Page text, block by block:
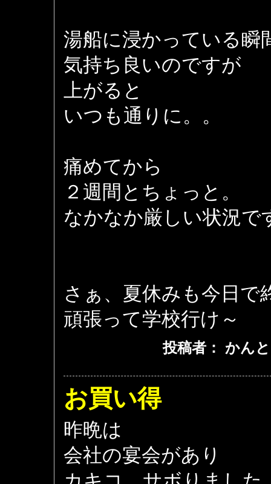
湯船に浸かっている瞬
気持ち良いのですが
上がると
いつも通りに。。
痛めてから
２週間とちょっと。
なかなか厳しい状況で
さぁ、夏休みも今日で
頑張って学校行け～
投稿者： かん
お買い得
昨晩は
会社の宴会があり